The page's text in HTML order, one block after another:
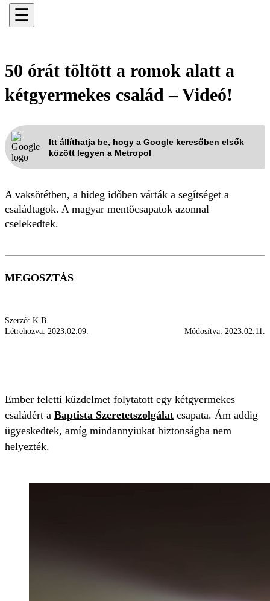
☰
50 órát töltött a romok alatt a
kétgyermekes család – Videó!
Itt állíthatja be, hogy a Google keresőben elsők
között legyen a Metropol
A vaksötétben, a hideg időben várták a segítséget a
családtagok. A magyar mentőcsapatok azonnal
cselekedtek.
MEGOSZTÁS
Szerző: K.B.
Létrehozva: 2023.02.09. Módosítva: 2023.02.11.
Ember feletti küzdelmet folytatott egy kétgyermekes
családért a Baptista Szeretetszolgálat csapata. Ám addig
ügyeskedtek, amíg mindannyiukat biztonságba nem
helyezték.